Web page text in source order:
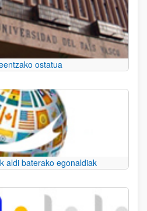
ostatua
aldi baterako egonaldiak